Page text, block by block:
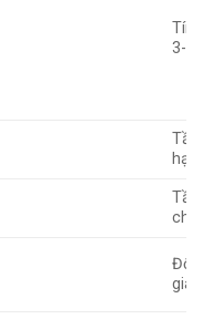
Tín
3-5
Tần
Độ
gian